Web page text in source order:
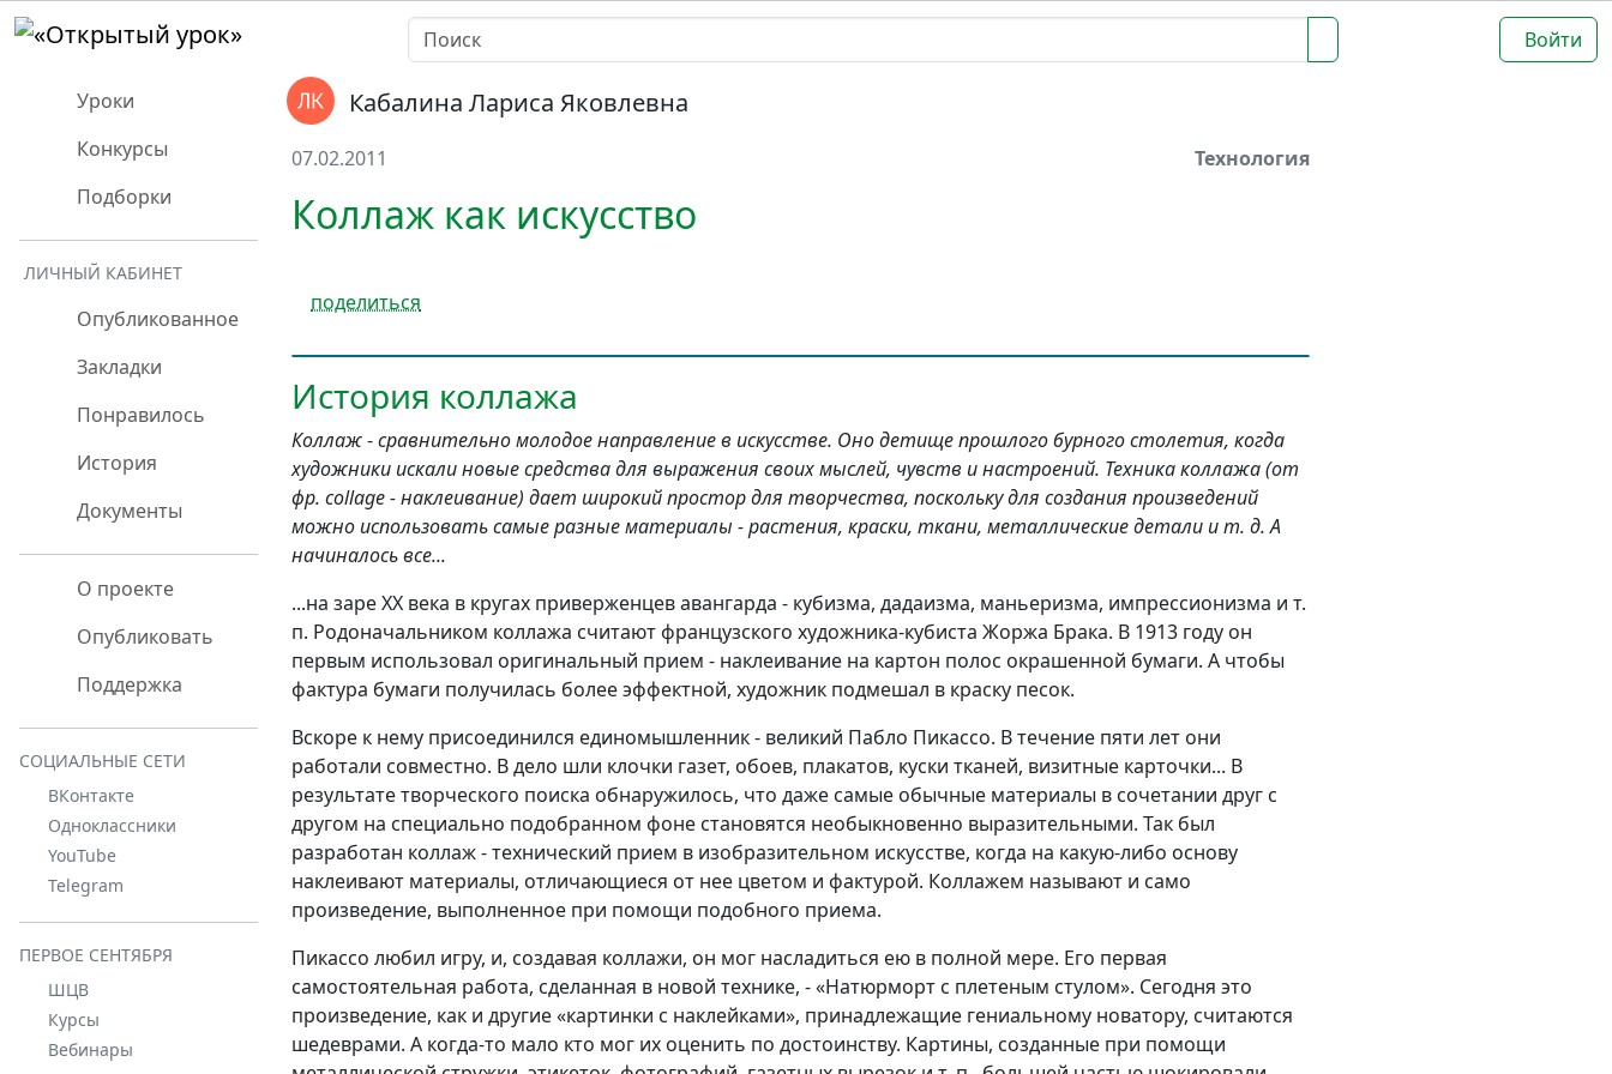
Войти
Уроки
Конкурсы
Подборки
ЛИЧНЫЙ КАБИНЕТ
Опубликованное
Закладки
Понравилось
История
Документы
О проекте
Опубликовать
Поддержка
СОЦИАЛЬНЫЕ СЕТИ
ВКонтакте
Одноклассники
YouTube
Telegram
ПЕРВОЕ СЕНТЯБРЯ
ШЦВ
Курсы
Вебинары
Кабалина Лариса Яковлевна
07.02.2011 Технология
Коллаж как искусство
поделиться
История коллажа
Коллаж-сравнительно молодое направление в искусстве. Оно детище прошлого бурного столетия, когда
художники искали новые средства для выражения своих мыслей, чувств и настроений. Техника коллажа (от
фр. collage - наклеивание) дает широкий простор для творчества, поскольку для создания произведений
можно использовать самые разные материалы - растения, краски, ткани, металлические детали и т. д. А
начиналось все...
...на заре XX века в кругах приверженцев авангарда - кубизма, дадаизма, маньеризма, импрессионизма и т.
п. Родоначальником коллажа считают французского художника-кубиста Жоржа Брака. В 1913 году он
первым использовал оригинальный прием - наклеивание на картон полос окрашенной бумаги. А чтобы
фактура бумаги получилась более эффектной, художник подмешал в краску песок.
Вскоре к нему присоединился единомышленник - великий Пабло Пикассо. В течение пяти лет они
работали совместно. В дело шли клочки газет, обоев, плакатов, куски тканей, визитные карточки... В
результате творческого поиска обнаружилось, что даже самые обычные материалы в сочетании друг с
другом на специально подобранном фоне становятся необыкновенно выразительными. Так был
разработан коллаж - технический прием в изобразительном искусстве, когда на какую-либо основу
наклеивают материалы, отличающиеся от нее цветом и фактурой. Коллажем называют и само
произведение, выполненное при помощи подобного приема.
Пикассо любил игру, и, создавая коллажи, он мог насладиться ею в полной мере. Его первая
самостоятельная работа, сделанная в новой технике, - «Натюрморт с плетеным стулом». Сегодня это
произведение, как и другие «картинки с наклейками», принадлежащие гениальному новатору, считаются
шедеврами. А когда-то мало кто мог их оценить по достоинству. Картины, созданные при помощи